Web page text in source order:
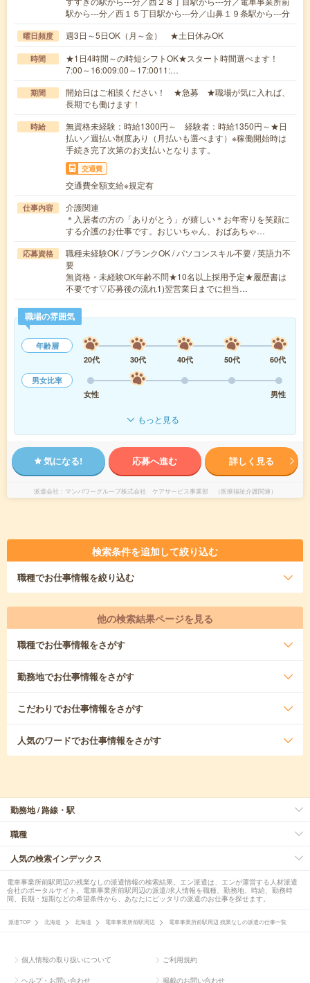
駅から---分／西１５丁目駅から---分／山鼻１９条駅から---分
曜日頻度 週3日～5日OK（月～金） ★土日休みOK
時間
★1日4時間～の時短シフトOK★スタート時間選べます！
7:00～16:009:00～17:0011:…
期間
開始日はご相談ください！ ★急募 ★職場が気に入れば、
長期でも働けます！
時給
無資格未経験：時給1300円～ 経験者：時給1350円～★日
払い／週払い制度あり（月払いも選べます）※稼働開始時は
手続き完了次第のお支払いとなります。
交通費
交通費全額支給※規定有
仕事内容
介護関連
＊入居者の方の「ありがとう」が嬉しい＊お年寄りを笑顔に
する介護のお仕事です。おじいちゃん、おばあちゃ…
応募資格
職種未経験OK / ブランクOK / パソコンスキル不要 / 英語力不
要
無資格・未経験OK年齢不問★10名以上採用予定★履歴書は
不要です▽応募後の流れ1)翌営業日までに担当…
職場の雰囲気
年齢層
20代
30代 40代 50代
60代
男女比率
女性
男性
もっと見る
気になる! 応募へ進む 詳しく見る
派遣会社 マンパワーグループ株式会社 ケアサービス事業部 （医療福祉介護関連）
検索条件を追加して絞り込む
職種でお仕事情報を絞り込む
他の検索結果ページを見る
職種でお仕事情報をさがす
勤務地でお仕事情報をさがす
こだわりでお仕事情報をさがす
人気のワードでお仕事情報をさがす
勤務地 / 路線・駅
職種
人気の検索インデックス
電車事業所前駅周辺の残業なしの派遣情報の検索結果。エン派遣は、エンが運営する人材派遣
会社のポータルサイト。電車事業所前駅周辺の派遣/求人情報を職種、勤務地、時給、勤務時
間、長期・短期などの希望条件から、あなたにピッタリの派遣のお仕事を探せます。
派遣TOP 北海道 北海道 電車事業所前駅周辺 電車事業所前駅周辺 残業なしの派遣の仕事一覧
個人情報の取り扱いについて ご利用規約
ヘルプ・お問い合わせ 掲載のお問い合わせ